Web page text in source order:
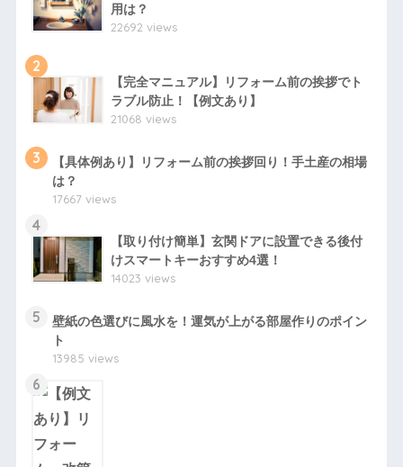
用は？
22692 views
2
【完全マニュアル】リフォーム前の挨拶でト
ラブル防止！【例文あり】
21068 views
3
【具体例あり】リフォーム前の挨拶回り！手土産の相場
は？
17667 views
4
【取り付け簡単】玄関ドアに設置できる後付
けスマートキーおすすめ4選！
14023 views
5
壁紙の色選びに風水を！運気が上がる部屋作りのポイン
ト
13985 views
6